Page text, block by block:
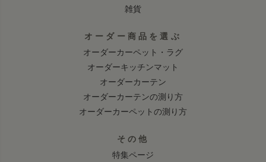
雑貨
オーダー商品を選ぶ
オーダーカーペット・ラグ
オーダーキッチンマット
オーダーカーテン
オーダーカーテンの測り方
オーダーカーペットの測り方
その他
特集ページ